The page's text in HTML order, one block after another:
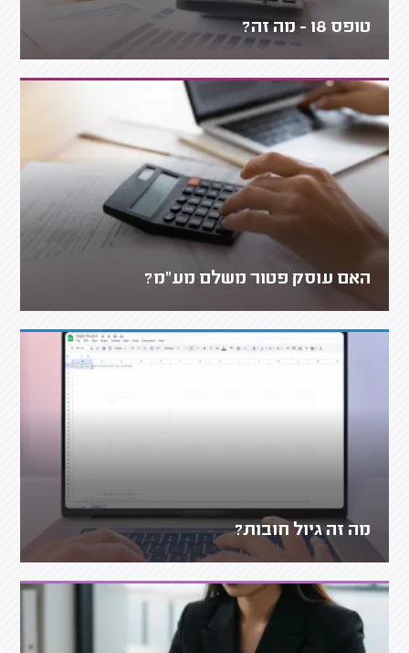
טופס 18 - מה זה?
האם עוסק פטור משלם מע"מ?
מה זה גיול חובות?